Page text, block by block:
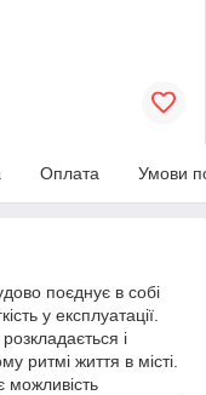
Оплата Умови
поєднує в собі
у експлуатації.
і
ритмі життя в місті.
можливість